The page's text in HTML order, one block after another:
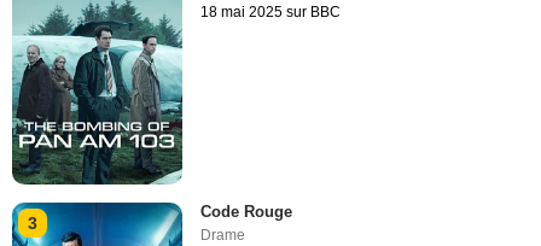
18 mai 2025 sur BBC
3
Code Rouge
Drame